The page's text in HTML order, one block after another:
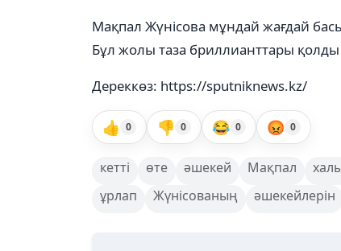
Мақпал Жүнісова мұндай жағдай
Бұл жолы таза бриллианттары қолды
Дереккөз: https://sputniknews.kz/
👍 0 👎 0 😂 0 😡 0
кетті өте әшекей Мақпал
ұрлап
Жүнісованың әшекейлерін